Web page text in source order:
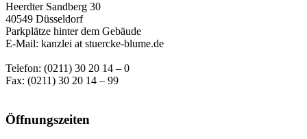
Heerdter Sandberg 30
40549 Düsseldorf
Parkplätze hinter dem Gebäude
E-Mail: kanzlei at stuercke-blume.de
Telefon: (0211) 30 20 14 – 0
Fax: (0211) 30 20 14 – 99
Öffnungszeiten